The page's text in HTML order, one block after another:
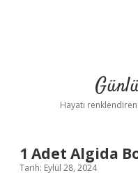
Hayatı
1 Adet Algida
Tarih: Eylül 28, 2024